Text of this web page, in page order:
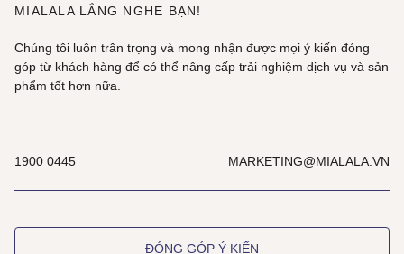
MIALALA LẮNG NGHE BẠN!
Chúng tôi luôn trân trọng và mong nhận được mọi ý kiến đóng
góp từ khách hàng để có thể nâng cấp trải nghiệm dịch vụ và sản
phẩm tốt hơn nữa.
1900 0445 MARKETING@MIALALA.VN
ĐÓNG GÓP Ý KIẾN